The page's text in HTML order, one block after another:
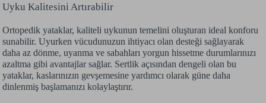
Uyku Kalitesini Artırabilir
Ortopedik yataklar, kaliteli uykunun temelini oluşturan ideal konforu
sunabilir. Uyurken vücudunuzun ihtiyacı olan desteği sağlayarak
daha az dönme, uyanma ve sabahları yorgun hissetme durumlarınızı
azaltma gibi avantajlar sağlar. Sertlik açısından dengeli olan bu
yataklar, kaslarınızın gevşemesine yardımcı olarak güne daha
dinlenmiş başlamanızı kolaylaştırır.